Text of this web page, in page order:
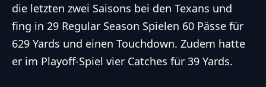
die letzten zwei Saisons bei den Texans und
fing in 29 Regular Season Spielen 60 Pässe für
629 Yards und einen Touchdown. Zudem hatte
er im Playoff-Spiel vier Catches für 39 Yards.